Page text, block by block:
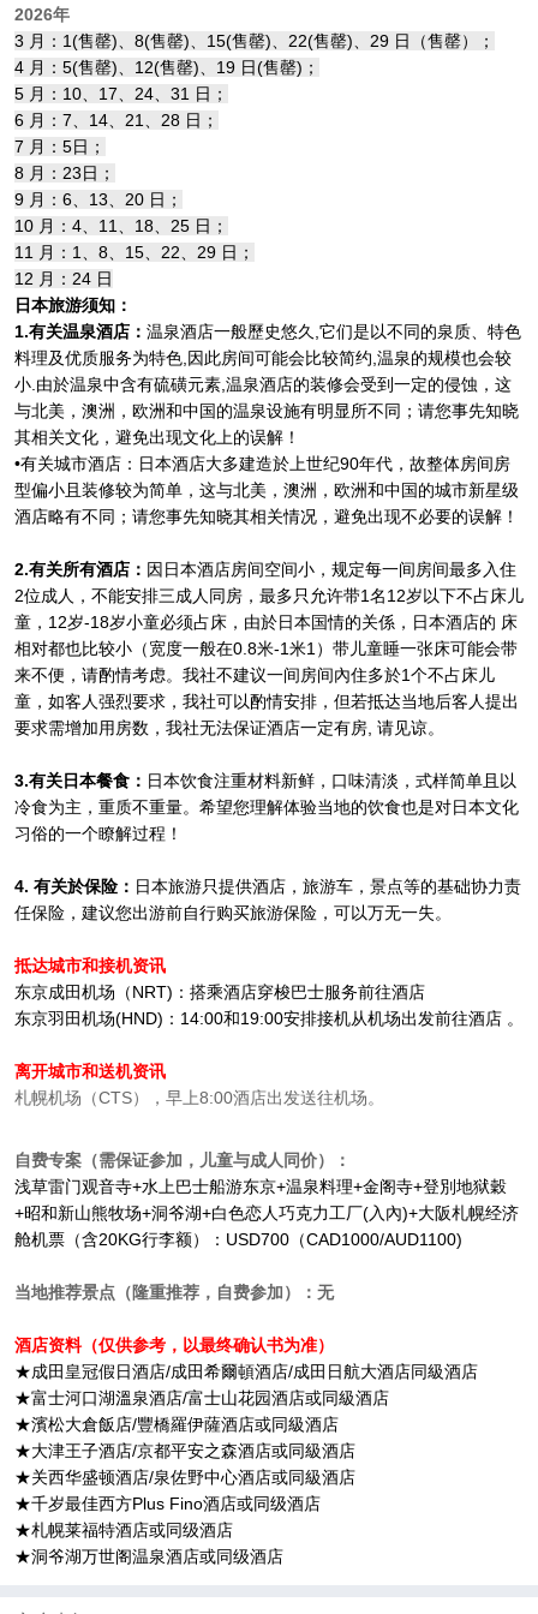
2026年
3 月：1(售罄)、8(售罄)、15(售罄)、22(售罄)、29 日（售罄）；
4 月：5(售罄)、12(售罄)、19 日(售罄)；
5 月：10、17、24、31 日；
6 月：7、14、21、28 日；
7 月：5日；
8 月：23日；
9 月：6、13、20 日；
10 月：4、11、18、25 日；
11 月：1、8、15、22、29 日；
12 月：24 日
日本旅游须知：
1.有关温泉酒店： 温泉酒店一般歷史悠久,它们是以不同的泉质、特色
料理及优质服务为特色,因此房间可能会比较简约,温泉的规模也会较
小.由於温泉中含有硫磺元素,温泉酒店的装修会受到一定的侵蚀，这
与北美，澳洲，欧洲和中国的温泉设施有明显所不同；请您事先知晓
其相关文化，避免出现文化上的误解！
•有关城市酒店：日本酒店大多建造於上世纪90年代，故整体房间房
型偏小且装修较为简单，这与北美，澳洲，欧洲和中国的城市新星级
酒店略有不同；请您事先知晓其相关情况，避免出现不必要的误解！
2.有关所有酒店： 因日本酒店房间空间小，规定每一间房间最多入住
2位成人，不能安排三成人同房，最多只允许带1名12岁以下不占床儿
童，12岁-18岁小童必须占床，由於日本国情的关係，日本酒店的 床
相对都也比较小（宽度一般在0.8米-1米1）带儿童睡一张床可能会带
来不便，请酌情考虑。我社不建议一间房间內住多於1个不占床儿
童，如客人强烈要求，我社可以酌情安排，但若抵达当地后客人提出
要求需增加用房数，我社无法保证酒店一定有房, 请见谅。
3.有关日本餐食： 日本饮食注重材料新鲜，口味清淡，式样简单且以
冷食为主，重质不重量。希望您理解体验当地的饮食也是对日本文化
习俗的一个瞭解过程！
4. 有关於保险： 日本旅游只提供酒店，旅游车，景点等的基础协力责
任保险，建议您出游前自行购买旅游保险，可以万无一失。
抵达城市和接机资讯
东京成田机场（NRT)：搭乘酒店穿梭巴士服务前往酒店
东京羽田机场(HND)：14:00和19:00安排接机从机场出发前往酒店 。
离开城市和送机资讯
札幌机场（CTS），早上8:00酒店出发送往机场。
自费专案（需保证参加，儿童与成人同价）：
浅草雷门观音寺+水上巴士船游东京+温泉料理+金阁寺+登別地狱穀
+昭和新山熊牧场+洞爷湖+白色恋人巧克力工厂(入內)+大阪札幌经济
舱机票（含20KG行李额）：USD700（CAD1000/AUD1100)
当地推荐景点（隆重推荐，自费参加）：无
酒店资料（仅供参考，以最终确认书为准）
★成田皇冠假日酒店/成田希爾頓酒店/成田日航大酒店同級酒店
★富士河口湖溫泉酒店/富士山花园酒店或同級酒店
★濱松大倉飯店/豐橋羅伊薩酒店或同級酒店
★大津王子酒店/京都平安之森酒店或同級酒店
★关西华盛顿酒店/泉佐野中心酒店或同級酒店
★千岁最佳西方Plus Fino酒店或同级酒店
★札幌莱福特酒店或同级酒店
★洞爷湖万世阁温泉酒店或同级酒店